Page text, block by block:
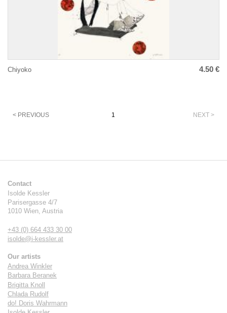
Chiyoko 4.50 €
< PREVIOUS 1 NEXT >
Contact
Isolde Kessler
Parisergasse 4/7
1010 Wien, Austria
+43 (0) 664 433 30 00
isolde@i-kessler.at
Our artists
Andrea Winkler
Barbara Beranek
Brigitta Knoll
Chlada Rudolf
do! Doris Wahrmann